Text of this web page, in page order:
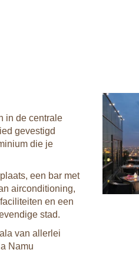
in de centrale
gevestigd
die je
een bar met
airconditioning,
en een
stad.
van allerlei
Namu